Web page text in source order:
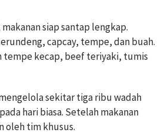
siap santap lengkap.
capcay, tempe, dan buah.
tempe kecap, beef teriyaki, tumis
sekitar tiga ribu wadah
hari biasa. Setelah makanan
oleh tim khusus.